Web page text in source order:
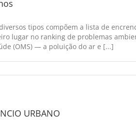
tipos compõem a lista de
lugar no ranking de problemas
(OMS) — a poluição do ar e [...]
URBANO